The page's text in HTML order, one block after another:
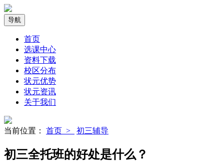
导航
首页
选课中心
资料下载
校区分布
状元优势
状元资讯
关于我们
当前位置： 首页 > 初三辅导
初三全托班的好处是什么？